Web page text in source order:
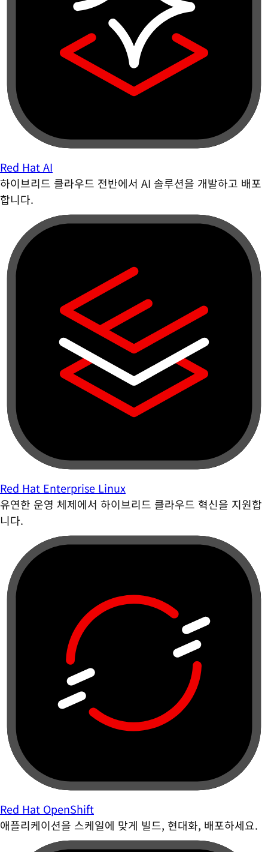
Red Hat AI
하이브리드 클라우드 전반에서 AI 솔루션을 개발하고 배포
합니다.
Red Hat Enterprise Linux
유연한 운영 체제에서 하이브리드 클라우드 혁신을 지원합
니다.
Red Hat OpenShift
애플리케이션을 스케일에 맞게 빌드, 현대화, 배포하세요.